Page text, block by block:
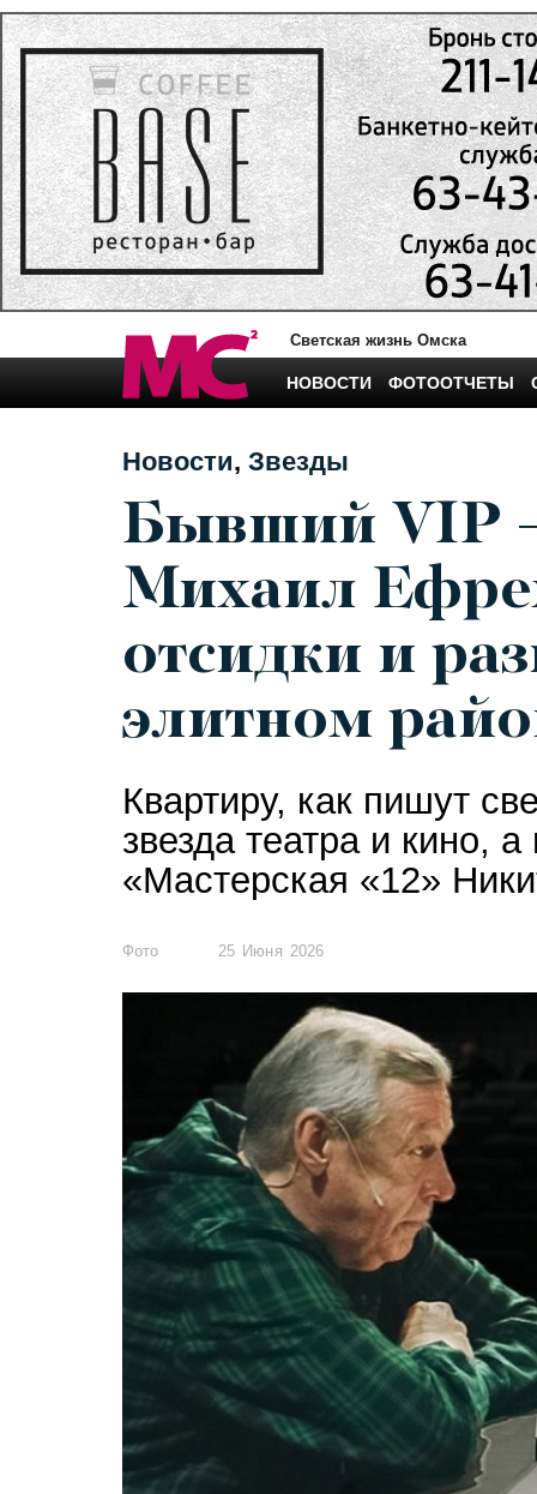
Светская жизнь Омска
НОВОСТИ ФОТООТЧЕТЫ
Новости Звезды
Бывший VIP
Михаил
отсидки и
элитном
Квартиру, как пишут
звезда театра и кино,
«Мастерская «12»
Фото 25 Июня 2026